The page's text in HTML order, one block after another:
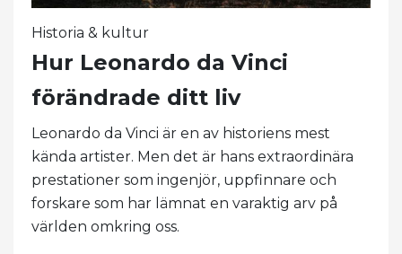
Historia & kultur
Hur Leonardo da Vinci
förändrade ditt liv
Leonardo da Vinci är en av historiens mest
kända artister. Men det är hans extraordinära
prestationer som ingenjör, uppfinnare och
forskare som har lämnat en varaktig arv på
världen omkring oss.